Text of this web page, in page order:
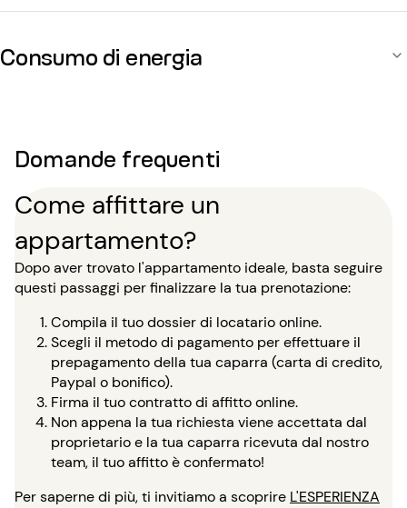
Consumo di energia
Domande frequenti
Come affittare un
appartamento?
Dopo aver trovato l'appartamento ideale, basta seguire
questi passaggi per finalizzare la tua prenotazione:
Compila il tuo dossier di locatario online.
Scegli il metodo di pagamento per effettuare il
prepagamento della tua caparra (carta di credito,
Paypal o bonifico).
Firma il tuo contratto di affitto online.
Non appena la tua richiesta viene accettata dal
proprietario e la tua caparra ricevuta dal nostro
team, il tuo affitto è confermato!
Per saperne di più, ti invitiamo a scoprire L'ESPERIENZA